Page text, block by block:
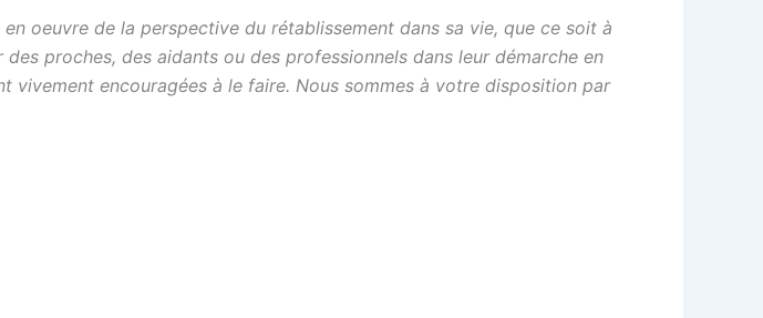
oeuvre de la perspective du rétablissement dans sa vie, que ce soit à
proches, des aidants ou des professionnels dans leur démarche en
encouragées à le faire. Nous sommes à votre disposition par